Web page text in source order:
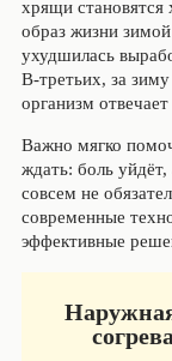
хрящи
образ жизни
ухудшилась
В‑третьих, за
организм
Важно мягко
ждать: боль
совсем не
современные
эффективные